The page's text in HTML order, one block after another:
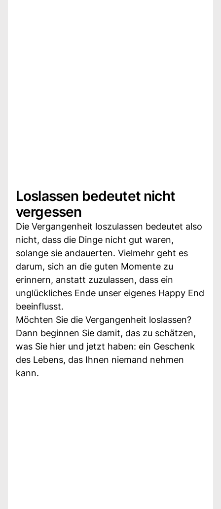
Loslassen bedeutet nicht
vergessen
Die Vergangenheit loszulassen bedeutet also
nicht, dass die Dinge nicht gut waren,
solange sie andauerten. Vielmehr geht es
darum, sich an die guten Momente zu
erinnern, anstatt zuzulassen, dass ein
unglückliches Ende unser eigenes Happy End
beeinflusst.
Möchten Sie die Vergangenheit loslassen?
Dann beginnen Sie damit, das zu schätzen,
was Sie hier und jetzt haben: ein Geschenk
des Lebens, das Ihnen niemand nehmen
kann.